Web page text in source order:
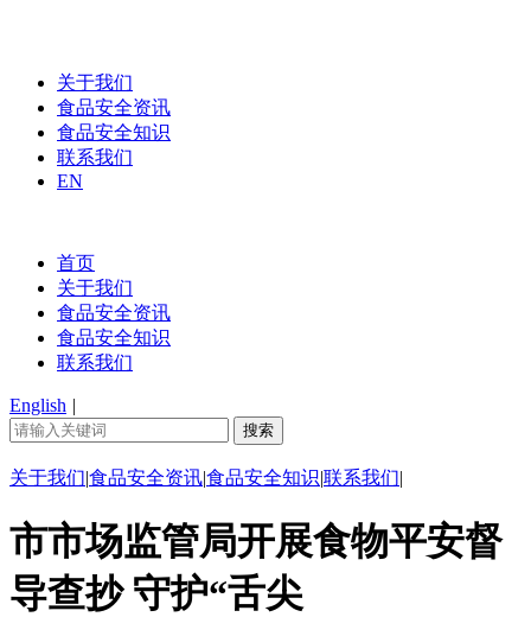
关于我们
食品安全资讯
食品安全知识
联系我们
EN
首页
关于我们
食品安全资讯
食品安全知识
联系我们
English |
关于我们|食品安全资讯|食品安全知识|联系我们|
市市场监管局开展食物平安督
导查抄 守护“舌尖